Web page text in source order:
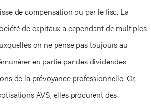
de compensation ou par le fisc. La
de capitaux a cependant de multiples
on ne pense pas toujours au
en partie par des dividendes
de la prévoyance professionnelle. Or,
AVS, elles procurent des